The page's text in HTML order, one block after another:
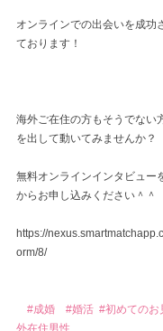
オンラインでの出会いを成功
ております！
海外ご在住の方もそうでない
を出して動いてみませんか？
無料オンラインインタビュー
からお申し込みください＾＾
https://
orm/8/
#成婚 #婚活 #初めてのお
外在住男性